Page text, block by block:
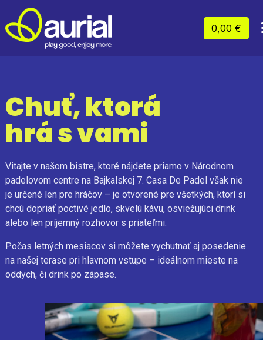
0,00 €
Chuť, ktorá
hrá s vami
Vitajte v našom bistre, ktoré nájdete priamo v Národnom
padelovom centre na Bajkalskej 7. Casa De Padel však nie
je určené len pre hráčov – je otvorené pre všetkých, ktorí si
chcú dopriať poctivé jedlo, skvelú kávu, osviežujúci drink
alebo len príjemný rozhovor s priateľmi.
Počas letných mesiacov si môžete vychutnať aj posedenie
na našej terase pri hlavnom vstupe – ideálnom mieste na
oddych, či drink po zápase.